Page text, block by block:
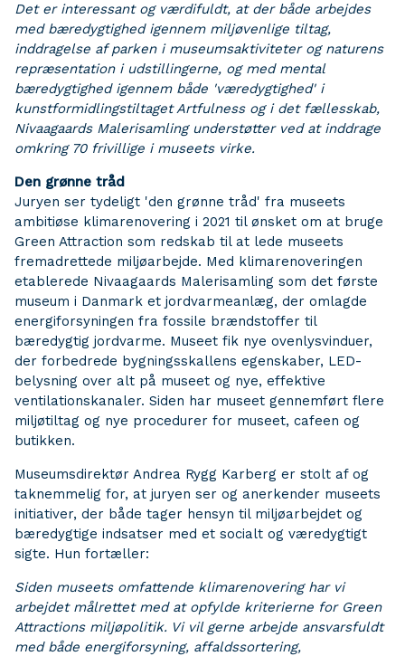
Det er interessant og værdifuldt, at der både arbejdes
med bæredygtighed igennem miljøvenlige tiltag,
inddragelse af parken i museumsaktiviteter og naturens
repræsentation i udstillingerne, og med mental
bæredygtighed igennem både 'væredygtighed' i
kunstformidlingstiltaget Artfulness og i det fællesskab,
Nivaagaards Malerisamling understøtter ved at inddrage
omkring 70 frivillige i museets virke.
Den grønne tråd
Juryen ser tydeligt 'den grønne tråd' fra museets
ambitiøse klimarenovering i 2021 til ønsket om at bruge
Green Attraction som redskab til at lede museets
fremadrettede miljøarbejde. Med klimarenoveringen
etablerede Nivaagaards Malerisamling som det første
museum i Danmark et jordvarmeanlæg, der omlagde
energiforsyningen fra fossile brændstoffer til
bæredygtig jordvarme. Museet fik nye ovenlysvinduer,
der forbedrede bygningsskallens egenskaber, LED-
belysning over alt på museet og nye, effektive
ventilationskanaler. Siden har museet gennemført flere
miljøtiltag og nye procedurer for museet, cafeen og
butikken.
Museumsdirektør Andrea Rygg Karberg er stolt af og
taknemmelig for, at juryen ser og anerkender museets
initiativer, der både tager hensyn til miljøarbejdet og
bæredygtige indsatser med et socialt og væredygtigt
sigte. Hun fortæller:
Siden museets omfattende klimarenovering har vi
arbejdet målrettet med at opfylde kriterierne for Green
Attractions miljøpolitik. Vi vil gerne arbejde ansvarsfuldt
med både energiforsyning, affaldssortering,